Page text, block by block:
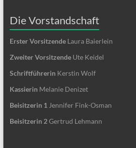
Die Vorstandschaft
Erster VorsitzendeLaura Baierlein
Zweiter VorsitzendeUte Keidel
Schriftführerin Kerstin Wolf
Kassierin Melanie Denizet
Beisitzerin 1 Jennifer Fink-Osman
Beisitzerin 2Gertrud Lehmann